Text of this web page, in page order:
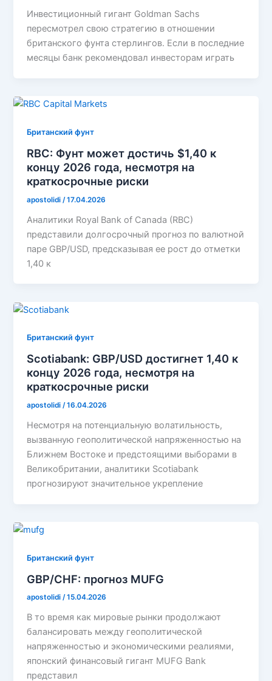
Инвестиционный гигант Goldman Sachs
пересмотрел свою стратегию в отношении
британского фунта стерлингов. Если в последние
месяцы банк рекомендовал инвесторам играть
Британский фунт
RBC: Фунт может достичь $1,40 к
концу 2026 года, несмотря на
краткосрочные риски
apostolidi /17.04.2026
Аналитики Royal Bank of Canada (RBC)
представили долгосрочный прогноз по валютной
паре GBP/USD, предсказывая ее рост до отметки
1,40 к
Британский фунт
Scotiabank: GBP/USD достигнет 1,40 к
концу 2026 года, несмотря на
краткосрочные риски
apostolidi/16.04.2026
Несмотря на потенциальную волатильность,
вызванную геополитической напряженностью на
Ближнем Востоке и предстоящими выборами в
Великобритании, аналитики Scotiabank
прогнозируют значительное укрепление
Британский фунт
GBP/CHF: прогноз MUFG
apostolidi/15.04.2026
В то время как мировые рынки продолжают
балансировать между геополитической
напряженностью и экономическими реалиями,
японский финансовый гигант MUFG Bank
представил